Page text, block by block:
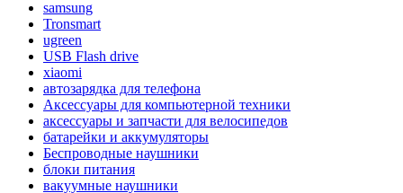
samsung
Tronsmart
ugreen
USB Flash drive
xiaomi
автозарядка для телефона
Аксессуары для компьютерной техники
аксессуары и запчасти для велосипедов
батарейки и аккумуляторы
Беспроводные наушники
блоки питания
вакуумные наушники